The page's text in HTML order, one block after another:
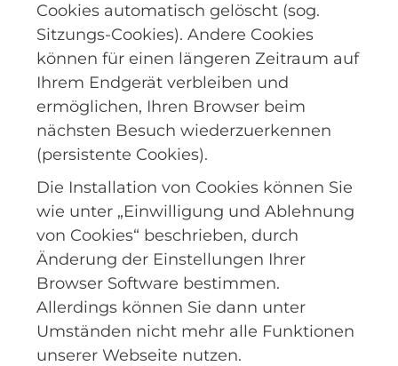
Cookies automatisch gelöscht (sog.
Sitzungs-Cookies). Andere Cookies
können für einen längeren Zeitraum auf
Ihrem Endgerät verbleiben und
ermöglichen, Ihren Browser beim
nächsten Besuch wiederzuerkennen
(persistente Cookies).
Die Installation von Cookies können Sie
wie unter „Einwilligung und Ablehnung
von Cookies“ beschrieben, durch
Änderung der Einstellungen Ihrer
Browser Software bestimmen.
Allerdings können Sie dann unter
Umständen nicht mehr alle Funktionen
unserer Webseite nutzen.